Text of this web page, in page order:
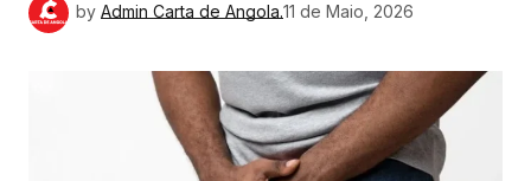
by Admin Carta de Angola.11 de Maio, 2026